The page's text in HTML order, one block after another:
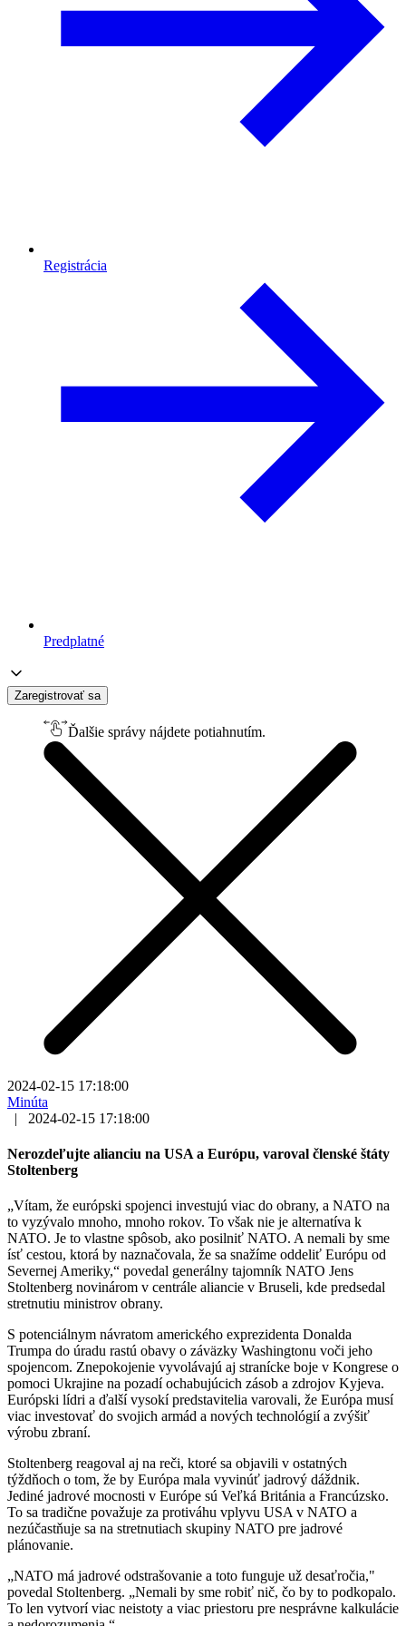
Registrácia
Predplatné
Zaregistrovať sa
Ďalšie správy nájdete potiahnutím.
2024-02-15 17:18:00
Minúta
|
2024-02-15 17:18:00
Nerozdeľujte alianciu na USA a Európu, varoval členské štáty
Stoltenberg
„Vítam, že európski spojenci investujú viac do obrany, a NATO na
to vyzývalo mnoho, mnoho rokov. To však nie je alternatíva k
NATO. Je to vlastne spôsob, ako posilniť NATO. A nemali by sme
ísť cestou, ktorá by naznačovala, že sa snažíme oddeliť Európu od
Severnej Ameriky,“ povedal generálny tajomník NATO Jens
Stoltenberg novinárom v centrále aliancie v Bruseli, kde predsedal
stretnutiu ministrov obrany.
S potenciálnym návratom amerického exprezidenta Donalda
Trumpa do úradu rastú obavy o záväzky Washingtonu voči jeho
spojencom. Znepokojenie vyvolávajú aj stranícke boje v Kongrese o
pomoci Ukrajine na pozadí ochabujúcich zásob a zdrojov Kyjeva.
Európski lídri a ďalší vysokí predstavitelia varovali, že Európa musí
viac investovať do svojich armád a nových technológií a zvýšiť
výrobu zbraní.
Stoltenberg reagoval aj na reči, ktoré sa objavili v ostatných
týždňoch o tom, že by Európa mala vyvinúť jadrový dáždnik.
Jediné jadrové mocnosti v Európe sú Veľká Británia a Francúzsko.
To sa tradične považuje za protiváhu vplyvu USA v NATO a
nezúčastňuje sa na stretnutiach skupiny NATO pre jadrové
plánovanie.
„NATO má jadrové odstrašovanie a toto funguje už desaťročia,"
povedal Stoltenberg. „Nemali by sme robiť nič, čo by to podkopalo.
To len vytvorí viac neistoty a viac priestoru pre nesprávne kalkulácie